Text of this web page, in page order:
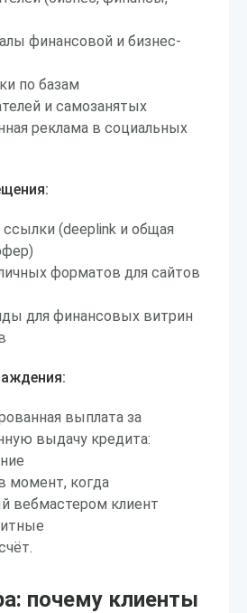
финансовой и бизнес-
по базам
и самозанятых
реклама в социальных
(deeplink и общая
форматов для сайтов
для финансовых витрин
выплата за
выдачу кредита:
момент, когда
вебмастером клиент
почему клиенты